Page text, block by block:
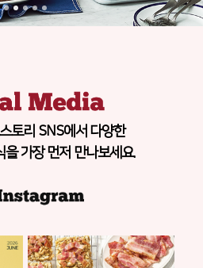
토리 SNS에서 다양한
을 가장 먼저 만나보세요.